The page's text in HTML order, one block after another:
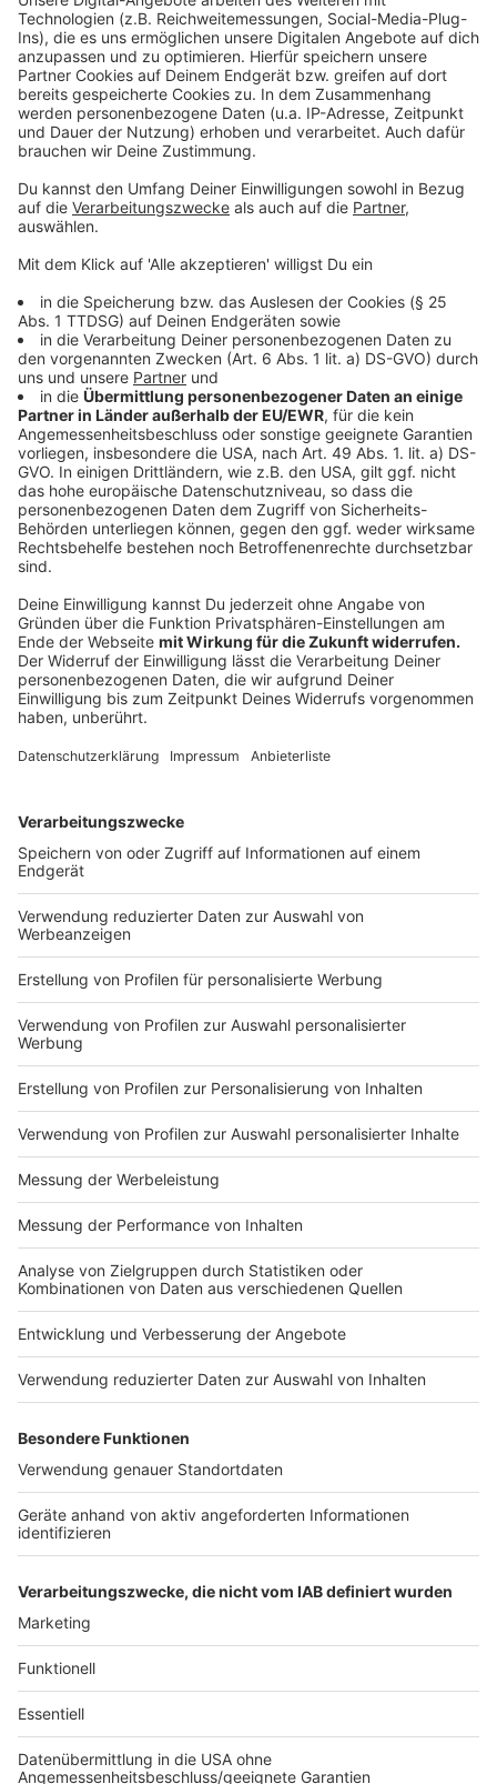
Maskenpflicht fest
In vielen weiterführenden Schulen in NRW endet heute
die Maskenpflicht im Unterricht. Auf Schulhöfen und
im Schulgbeäude gilt die Pflicht weiter. In der RADIO
RST-Region wird in einigen Schulen die Maskenpflicht
aufrecht erhalten. In Rheine zum Beispiel in der Elsa-
Brandström-Realschule. Ein Schüler der siebten Klasse
wurde hier positiv getestet. Das schreibt die Schule
Rheine gilt die Maskenpflicht im Klassenraum auch
erstmal weiter bis zum 15. September. Am Graf-Adolf-
Gymnasium in Tecklenburg empfiehlt die Schulleitung
dringend auch im Unterricht den Mund-Nase-Schutz zu
tragen.
Anzeige
06:41 Uhr - Osnabrück: Ossensamstag 2021 wegen
Corona abgesagt
In Osnabrück fällt der Ossensamstag im Februar aus.
Der Bürgerausschuss Osnabrücker Karneval hat seine
Veranstaltungen für die Session 2020/21 abgesagt.
Der Ausschuss möchte so verhindern, dass es im
Karneval zu einer Corona-Infektionswelle kommt. Die
auf Grund der Pandemie vorgegebenen
Hygienevorschriften seien bei bis zu 25.000
Anzeige
06:23 Uhr - Region: Gläubigerversammlung Galeria
Karstadt Kaufhof
In Essen sprechen die Gläubiger heute über die
Zukunft des Warenhauskonzerns Galeria Karstadt
Kaufhof. Es geht um den Insolvenzplan und die
Zukunft der Mitarbeiter unter anderem in Münster. Der
Plan ist, die beiden Filialen an der Klemens- und
Salzstraße zu erhalten. Das Geschäft in Osnabrück
wird geschlossen. Urspünglich hatte das Unternehmen
vor, 62 der 172 Warenhäuser zu schließen. Durch
Zusagen von betroffenen Städten ist die Liste
verkürzt worden.
Anzeige
05:48 Uhr - Greven: Trennwandsystem für den
Unterricht
Standort am FMO in Greven hat ein Trennwandsystem
für den Unterricht ohne Corona-Schutzmasken
entwickelt. Das System ist voll-recyclebar und die
Trennwände haben Sichtfenster und bieten
Virenschutz durch speziellen Lack.Zur vollständigen
Anzeige